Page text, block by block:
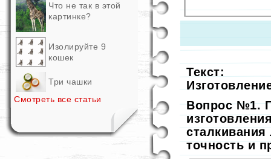
Что не так в этой
картинке?
Изолируйте 9
кошек
Три чашки
Смотреть все статьи
Текст:
Вопрос №1.
точность и